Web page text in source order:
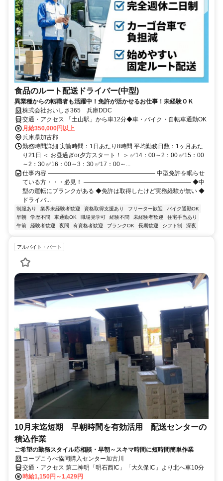
食品のルート配送ドライバー(中型)
異業種からの転職者も活躍中！免許が活かせるお仕事！未経験ＯＫ
株式会社おいしさ365 兵庫DDC
交通・アクセス 「土山駅」から車12分◆車・バイク・自転車通勤OK
月給350,000円以上
兵庫県加古郡
勤務時間詳細 実働時間：1日あたり8時間 平均勤務日数：1ヶ月あた
り21日 ＜ お昼過ぎor夕方スタート！ ＞ ✅14：00～2：00 ✅15：00
～2：30 ✅16：00～3：30 ✅17：00～...
仕事内容 ―――――――――――――――――― 中型免許を眠らせ
ている方・・・必見！ ―――――――――――――――――― ◆中
型の運転にブランクがある ◆免許は取得したけど実務経験が無い ◆
ドライバ...
制服あり 業界未経験者歓迎 資格取得支援あり フリーター歓迎
バイク通勤OK
早朝
学歴不問 車通勤OK 職場見学可 経験不問 未経験者歓迎
住宅手当あり
午前
経験者歓迎 夜間 有資格者歓迎 ブランクOK 長期歓迎 シフト制 深夜
アルバイト・パート
10月末迄短期 早朝時間を有効活用 配送センターの
積込作業
ご希望の勤務スタイル応相談・早朝～スキマ時間に短時間簡単作業
コープこうべ協同購入センター加古川
交通・アクセス 第二神明「明石西IC」「大久保IC」より北へ車10分
時給1,150円～1,429円